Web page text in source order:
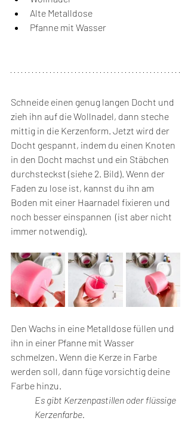
Alte Metalldose
Pfanne mit Wasser
Schneide einen genug langen Docht und
zieh ihn auf die Wollnadel, dann steche
mittig in die Kerzenform. Jetzt wird der
Docht gespannt, indem du einen Knoten
in den Docht machst und ein Stäbchen
durchsteckst (siehe 2. Bild). Wenn der
Faden zu lose ist, kannst du ihn am
Boden mit einer Haarnadel fixieren und
noch besser einspannen  (ist aber nicht
immer notwendig).
Den Wachs in eine Metalldose füllen und
ihn in einer Pfanne mit Wasser
schmelzen. Wenn die Kerze in Farbe
werden soll, dann füge vorsichtig deine
Farbe hinzu.
Es gibt Kerzenpastillen oder flüssige
Kerzenfarbe.